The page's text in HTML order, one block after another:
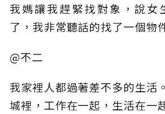
我媽讓我趕緊找對象，說女
了，我非常聽話的找了一個物
@不二
我家裡人都過著差不多的生活
城裡，工作在一起，生活在一